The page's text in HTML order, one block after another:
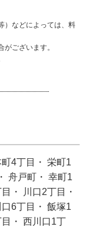
）などによっては、料
ございます。
4丁目・ 栄町1
舟戸町・ 幸町1
・ 川口2丁目・
6丁目・ 飯塚1
・ 西川口1丁